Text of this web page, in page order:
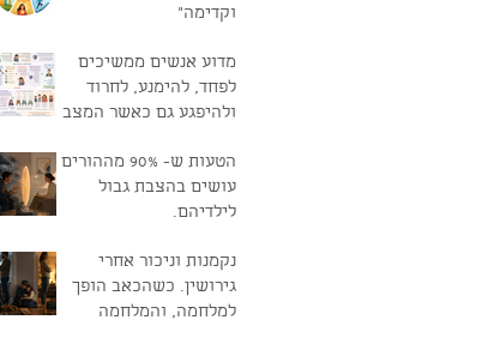
וקדימה"
מדוע אנשים ממשיכים
לפחד, להימנע, לחרוד
ולהיפגע גם כאשר המצב
הטעות ש- 90% מההורים
עושים בהצבת גבול
לילדיהם.
נקמנות וניכור אחרי
גירושין. כשהכאב הופך
למלחמה, והמלחמה